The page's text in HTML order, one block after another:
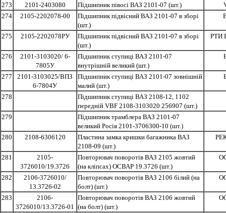
273 2101-2403080 Підшипник півосі ВАЗ 2101-07 (шт.)
274
2105-2202078-00
Підшипник підвісний ВАЗ 2101-07 в зборі
(шт.)
275 2105-2202078РУ
Підшипник підвісний ВАЗ 2101-07 в зборі
(шт.)
РТИ
276
2101-3103020/ 6-
7805У
Підшипник ступиці ВАЗ 2101-07
внутрішній великий (шт.)
277
2101-3103025/ВПЗ
6-7804У
Підшипник ступиці ВАЗ 2101-07 зовнішній
малий (шт.)
278
Підшипник ступиці ВАЗ 2108-12, 1102
передній VBF 2108-3103020 256907 (шт.)
279
Підшипник трамблера ВАЗ 2101-07
великий Росія 2101-3706300-10 (шт.)
280
2108-6306120
Пластина замка кришки багажника ВАЗ
2108-09 (шт.)
281
2105-
3726010/19.3726
Повторювач поворотів ВАЗ 2105 жовтий
(на кліпсах) ОСВАР 19.3726 (шт.)
282
2106-3726010/
13.3726-02
Повторювач поворотів ВАЗ 2106 білий (на
болт) (шт.)
283
2106-
3726010/13.3726-01
Повторювач поворотів ВАЗ 2106 жовтий
(на болт) (шт.)